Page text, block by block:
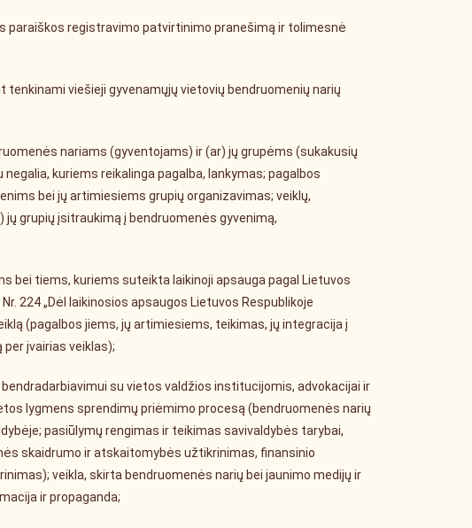
paraiškos registravimo patvirtinimo pranešimą ir tolimesnė
tenkinami viešieji gyvenamųjų vietovių bendruomenių narių
nariams (gyventojams) ir (ar) jų grupėms (sukakusių
kuriems reikalinga pagalba, lankymas; pagalbos
bei jų artimiesiems grupių organizavimas; veiklų,
grupių įsitraukimą į bendruomenės gyvenimą,
bei tiems, kuriems suteikta laikinoji apsauga pagal Lietuvos
224 „Dėl laikinosios apsaugos Lietuvos Respublikoje
(pagalbos jiems, jų artimiesiems, teikimas, jų integracija į
įvairias veiklas);
su vietos valdžios institucijomis, advokacijai ir
lygmens sprendimų priėmimo procesą (bendruomenės narių
pasiūlymų rengimas ir teikimas savivaldybės tarybai,
skaidrumo ir atskaitomybės užtikrinimas, finansinio
veikla, skirta bendruomenės narių bei jaunimo medijų ir
ir propaganda;